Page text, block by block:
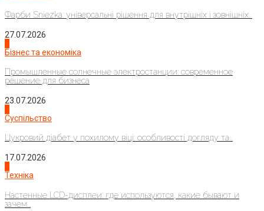
Фарби Sniezka: універсальні рішення для внутрішніх і зовнішніх...
27.07.2026
Бізнес та економіка
Промышленные солнечные электростанции: современное
решение для бизнеса
23.07.2026
Суспільство
Цукровий діабет у похилому віці: особливості догляду та...
17.07.2026
Техніка
Настенные LCD-дисплеи: где используются, какие бывают и
зачем...